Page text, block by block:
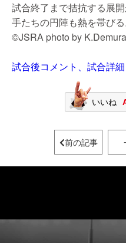
試合終了まで拮抗する展
手たちの円陣も熱を帯びる
©JSRA photo by K.Demura
試合後コメント、試合詳細
いいね
前の記事